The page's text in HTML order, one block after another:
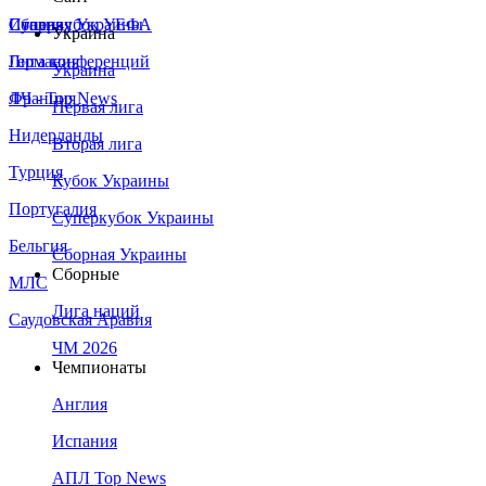
Сборная Украины
Италия
Германия
Франция
Нидерланды
Турция
Португалия
Бельгия
МЛС
Саудовская Аравия
Суперкубок УЕФА
Лига конференций
ЛЧ - Top News
Украина
Украина
Первая лига
Вторая лига
Кубок Украины
Суперкубок Украины
Сборная Украины
Сборные
Лига наций
ЧМ 2026
Чемпионаты
Англия
Испания
АПЛ Top News